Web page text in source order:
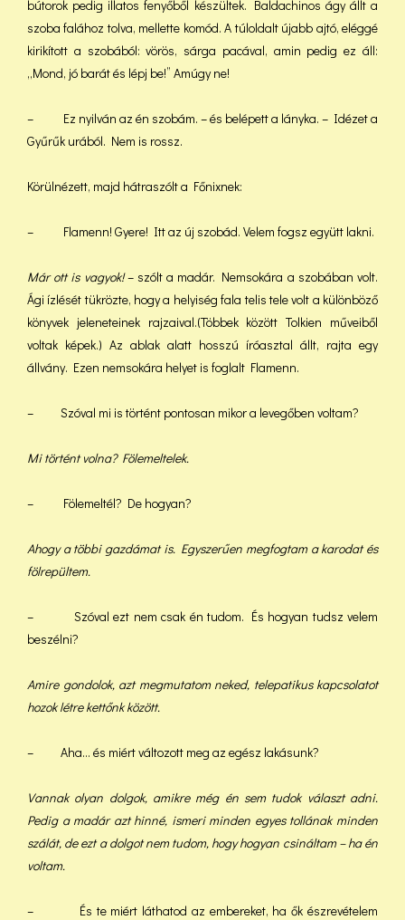
bútorok pedig illatos fenyőből készültek. Baldachinos ágy állt a
szoba falához tolva, mellette komód. A túloldalt újabb ajtó, eléggé
kirikított a szobából: vörös, sárga pacával, amin pedig ez áll:
„Mond, jó barát és lépj be!” Amúgy ne!
– Ez nyilván az én szobám. – és belépett a lányka. – Idézet a
Gyűrűk urából. Nem is rossz.
Körülnézett, majd hátraszólt a Főnixnek:
– Flamenn! Gyere! Itt az új szobád. Velem fogsz együtt lakni.
Már ott is vagyok!– szólt a madár. Nemsokára a szobában volt.
Ági ízlését tükrözte, hogy a helyiség fala telis tele volt a különböző
könyvek jeleneteinek rajzaival.(Többek között Tolkien műveiből
voltak képek.) Az ablak alatt hosszú íróasztal állt, rajta egy
állvány. Ezen nemsokára helyet is foglalt Flamenn.
– Szóval mi is történt pontosan mikor a levegőben voltam?
Mi történt volna? Fölemeltelek.
– Fölemeltél? De hogyan?
Ahogy a többi gazdámat is. Egyszerűen megfogtam a karodat és
fölrepültem.
– Szóval ezt nem csak én tudom. És hogyan tudsz velem
beszélni?
Amire gondolok, azt megmutatom neked, telepatikus kapcsolatot
hozok létre kettőnk között.
– Aha… és miért változott meg az egész lakásunk?
Vannak olyan dolgok, amikre még én sem tudok választ adni.
Pedig a madár azt hinné, ismeri minden egyes tollának minden
szálát, de ezt a dolgot nem tudom, hogy hogyan csináltam – ha én
voltam.
– És te miért láthatod az embereket, ha ők észrevételem